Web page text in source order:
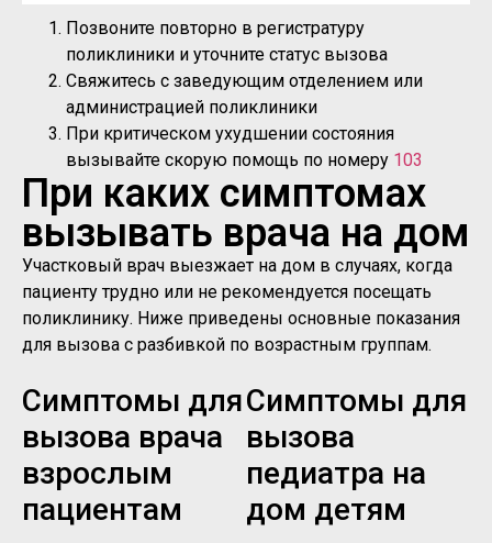
Позвоните повторно в регистратуру
поликлиники и уточните статус вызова
Свяжитесь с заведующим отделением или
администрацией поликлиники
При критическом ухудшении состояния
вызывайте скорую помощь по номеру 103
При каких симптомах
вызывать врача на дом
Участковый врач выезжает на дом в случаях, когда
пациенту трудно или не рекомендуется посещать
поликлинику. Ниже приведены основные показания
для вызова с разбивкой по возрастным группам.
Симптомы для
вызова врача
взрослым
пациентам
Симптомы для
вызова
педиатра на
дом детям